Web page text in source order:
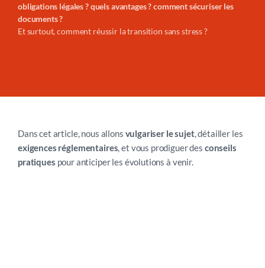
obligations légales ? quels avantages ? comment sécuriser les
documents ?
Et surtout, comment réussir la transition sans stress ?
Dans cet article, nous allons vulgariser le sujet, détailler les
exigences réglementaires , et vous prodiguer des conseils
pratiques pour anticiper les évolutions à venir.